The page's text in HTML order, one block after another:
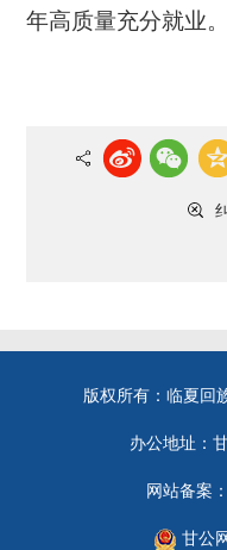
年高质量充分就业
版权所有：临夏回
办公地址：
网站备案
甘公